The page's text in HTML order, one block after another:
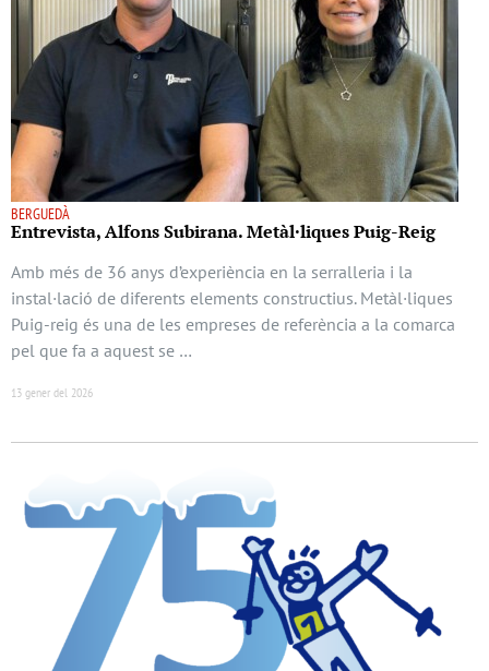
BERGUEDÀ
Entrevista, Alfons Subirana. Metàl·liques Puig-Reig
Amb més de 36 anys d’experiència en la serralleria i la
instal·lació de diferents elements constructius. Metàl·liques
Puig-reig és una de les empreses de referència a la comarca
pel que fa a aquest se …
13 gener del 2026